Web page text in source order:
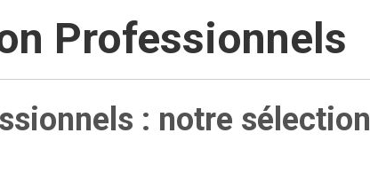
Professionnels
: notre sélection